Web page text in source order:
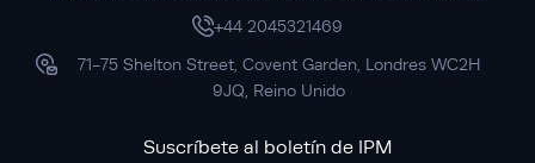
+44 2045321469
71-75 Shelton Street, Covent Garden, Londres WC2H
9JQ, Reino Unido
Suscríbete al boletín de IPM